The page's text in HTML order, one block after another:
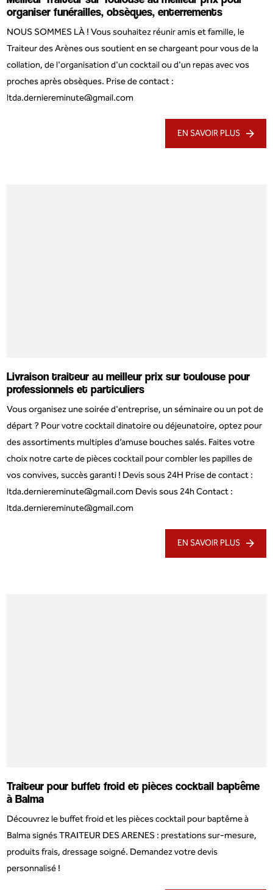
organiser funérailles, obsèques, enterrements
NOUS SOMMES LÀ ! Vous souhaitez réunir amis et famille, le
Traiteur des Arènes ous soutient en se chargeant pour vous de la
collation, de l'organisation d'un cocktail ou d'un repas avec vos
proches après obsèques. Prise de contact :
ltda.derniereminute@gmail.com
EN SAVOIR PLUS
Livraison traiteur au meilleur prix sur toulouse pour
professionnels et particuliers
Vous organisez une soirée d'entreprise, un séminaire ou un pot de
départ ? Pour votre cocktail dinatoire ou déjeunatoire, optez pour
des assortiments multiples d’amuse bouches salés. Faites votre
choix notre carte de pièces cocktail pour combler les papilles de
vos convives, succès garanti ! Devis sous 24H Prise de contact :
ltda.derniereminute@gmail.com Devis sous 24h Contact :
ltda.derniereminute@gmail.com
EN SAVOIR PLUS
Traiteur pour buffet froid et pièces cocktail baptême
à Balma
Découvrez le buffet froid et les pièces cocktail pour baptême à
Balma signés TRAITEUR DES ARENES : prestations sur-mesure,
produits frais, dressage soigné. Demandez votre devis
personnalisé !